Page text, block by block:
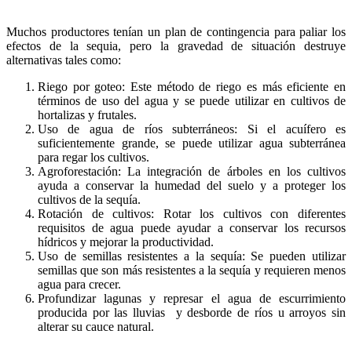
Muchos productores tenían un plan de contingencia para paliar los
efectos de la sequia, pero la gravedad de situación destruye
alternativas tales como:
Riego por goteo: Este método de riego es más eficiente en
términos de uso del agua y se puede utilizar en cultivos de
hortalizas y frutales.
Uso de agua de ríos subterráneos: Si el acuífero es
suficientemente grande, se puede utilizar agua subterránea
para regar los cultivos.
Agroforestación: La integración de árboles en los cultivos
ayuda a conservar la humedad del suelo y a proteger los
cultivos de la sequía.
Rotación de cultivos: Rotar los cultivos con diferentes
requisitos de agua puede ayudar a conservar los recursos
hídricos y mejorar la productividad.
Uso de semillas resistentes a la sequía: Se pueden utilizar
semillas que son más resistentes a la sequía y requieren menos
agua para crecer.
Profundizar lagunas y represar el agua de escurrimiento
producida por las lluvias y desborde de ríos u arroyos sin
alterar su cauce natural.